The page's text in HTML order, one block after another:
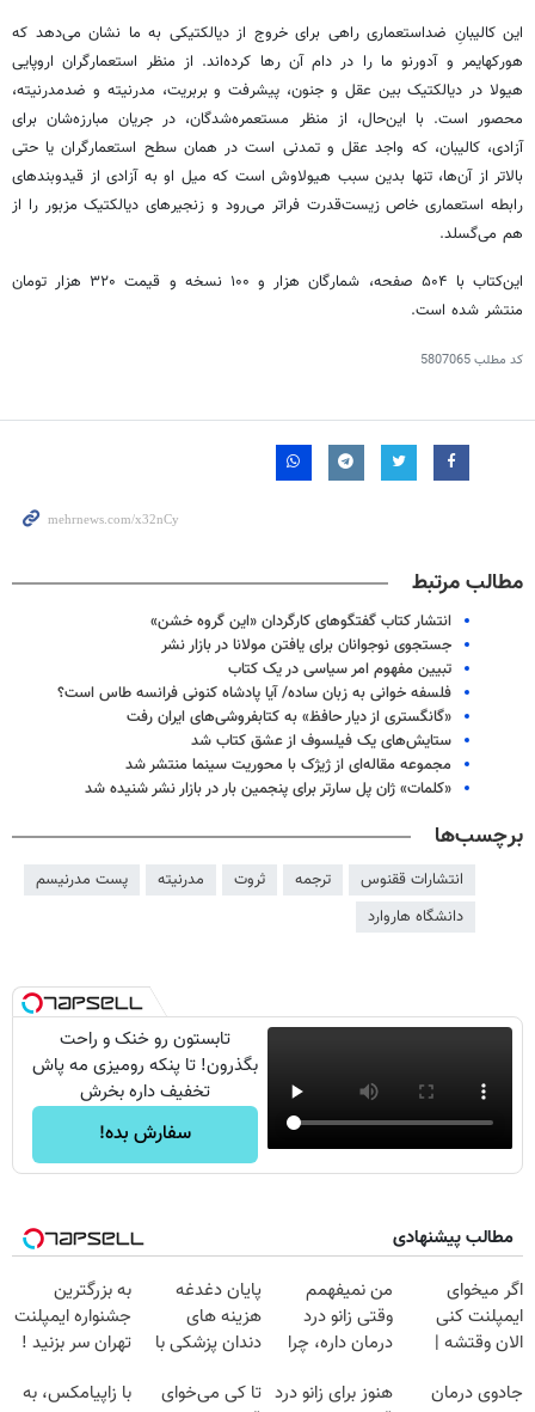
این کالیبانِ ضداستعماری راهی برای خروج از دیالکتیکی به ما نشان می‌دهد که
هورکهایمر و آدورنو ما را در دام آن رها کرده‌اند. از منظر استعمارگران اروپایی
هیولا در دیالکتیک بین عقل و جنون، پیشرفت و بربریت، مدرنیته و ضدمدرنیته،
محصور است. با این‌حال، از منظر مستعمره‌شدگان، در جریان مبارزه‌شان برای
آزادی، کالیبان، که واجد عقل و تمدنی است در همان سطح استعمارگران یا حتی
بالاتر از آن‌ها، تنها بدین سبب هیولاوش است که میل او به آزادی از قیدوبندهای
رابطه استعماری خاص زیست‌قدرت فراتر می‌رود و زنجیرهای دیالکتیک مزبور را از
هم می‌گسلد.
این‌کتاب با ۵۰۴ صفحه، شمارگان هزار و ۱۰۰ نسخه و قیمت ۳۲۰ هزار تومان
منتشر شده است.
کد مطلب5807065
مطالب مرتبط
انتشار کتاب گفتگوهای کارگردان «این گروه خشن»
جستجوی نوجوانان برای یافتن مولانا در بازار نشر
تبیین مفهوم امر سیاسی در یک کتاب
فلسفه خوانی به زبان ساده/ آیا پادشاه کنونی فرانسه طاس است؟
«گانگستری از دیار حافظ» به کتابفروشی‌های ایران رفت
ستایش‌های یک فیلسوف از عشق کتاب شد
مجموعه مقاله‌ای از ژیژک با محوریت سینما منتشر شد
«کلمات» ژان پل سارتر برای پنجمین بار در بازار نشر شنیده شد
برچسب‌ها
انتشارات ققنوس ترجمه ثروت مدرنیته
پست مدرنیسم
دانشگاه هاروارد
تابستون رو خنک و راحت
بگذرون! تا پنکه رومیزی مه پاش
تخفیف داره بخرش
سفارش بده!
مطالب پیشنهادی
اگر میخوای
ایمپلنت کنی
الان وقتشه |
میلیون تومان!!!
من نمیفهمم
وقتی زانو درد
درمان داره، چرا
تحمل میکنی؟❗
پایان دغدغه
هزینه های
دندان پزشکی با
خانگی
به بزرگترین
جشنواره ایمپلنت
تهران سر بزنید !
میلیون !
جادوی درمان
هنوز برای زانو درد تا کی می‌خوای
با زاپیامکس، به